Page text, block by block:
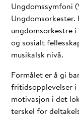
Ungdomssymfoni
Ungdomsorkester.
ungdomsorkestre
og sosialt
musikalsk nivå.
Formålet er å gi
fritidsopplevelser
motivasjon i det
terskel for